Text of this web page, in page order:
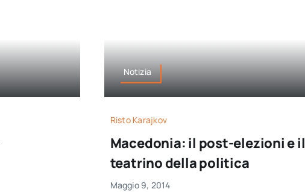
Notizia
Risto Karajkov
Macedonia: il post-elezioni e il
teatrino della politica
Maggio 9, 2014